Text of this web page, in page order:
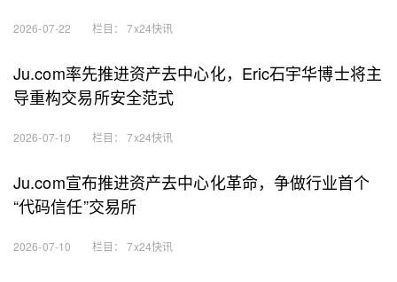
2026-07-22 栏目：7x24快讯
Ju.com率先推进资产去中心化，Eric石宇华博士将主
导重构交易所安全范式
2026-07-10 栏目：7x24快讯
Ju.com宣布推进资产去中心化革命，争做行业首个
“代码信任”交易所
2026-07-10 栏目：7x24快讯